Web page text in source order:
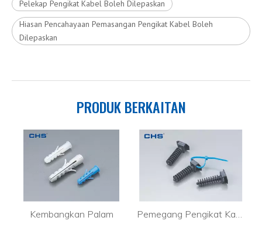
Pelekap Pengikat Kabel Boleh Dilepaskan
Hiasan Pencahayaan Pemasangan Pengikat Kabel Boleh
Dilepaskan
PRODUK BERKAITAN
Kembangkan Palam